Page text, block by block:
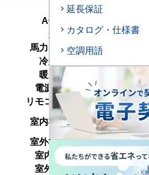
AC型番
形状
天井カ
馬力（能力）
冷房能力
暖房能力
3.6（
電源タイプ
単相
リモコンタイプ
ワイヤ
室内機サイズ
高さ
800mm
室外機サイズ
高さ
室内機重量
室外機重量
34kg
延長保証
カタログ・仕様書
空調用語